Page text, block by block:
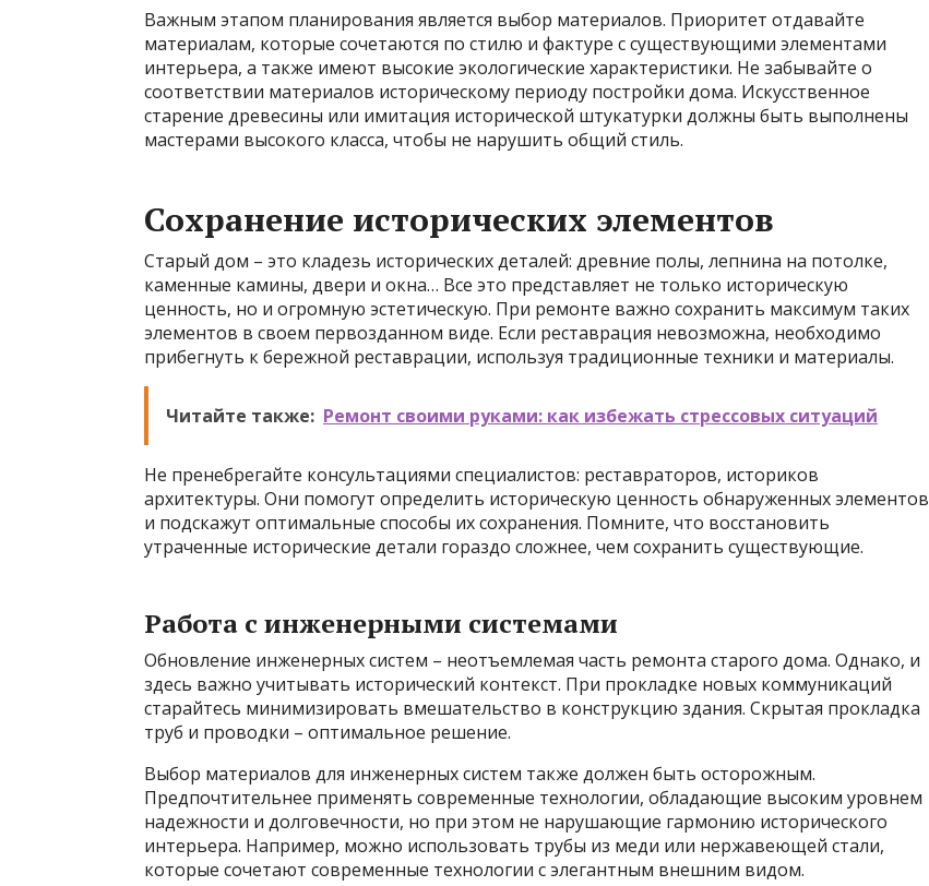
Важным этапом планирования является выбор материалов. Приоритет отдавайте
материалам, которые сочетаются по стилю и фактуре с существующими элементами
интерьера, а также имеют высокие экологические характеристики. Не забывайте о
соответствии материалов историческому периоду постройки дома. Искусственное
старение древесины или имитация исторической штукатурки должны быть выполнены
мастерами высокого класса, чтобы не нарушить общий стиль.
Сохранение исторических элементов
Старый дом – это кладезь исторических деталей: древние полы, лепнина на потолке,
каменные камины, двери и окна… Все это представляет не только историческую
ценность, но и огромную эстетическую. При ремонте важно сохранить максимум таких
элементов в своем первозданном виде. Если реставрация невозможна, необходимо
прибегнуть к бережной реставрации, используя традиционные техники и материалы.
Читайте также: Ремонт своими руками: как избежать стрессовых ситуаций
Не пренебрегайте консультациями специалистов: реставраторов, историков
архитектуры. Они помогут определить историческую ценность обнаруженных элементов
и подскажут оптимальные способы их сохранения. Помните, что восстановить
утраченные исторические детали гораздо сложнее, чем сохранить существующие.
Работа с инженерными системами
Обновление инженерных систем – неотъемлемая часть ремонта старого дома. Однако, и
здесь важно учитывать исторический контекст. При прокладке новых коммуникаций
старайтесь минимизировать вмешательство в конструкцию здания. Скрытая прокладка
труб и проводки – оптимальное решение.
Выбор материалов для инженерных систем также должен быть осторожным.
Предпочтительнее применять современные технологии, обладающие высоким уровнем
надежности и долговечности, но при этом не нарушающие гармонию исторического
интерьера. Например, можно использовать трубы из меди или нержавеющей стали,
которые сочетают современные технологии с элегантным внешним видом.